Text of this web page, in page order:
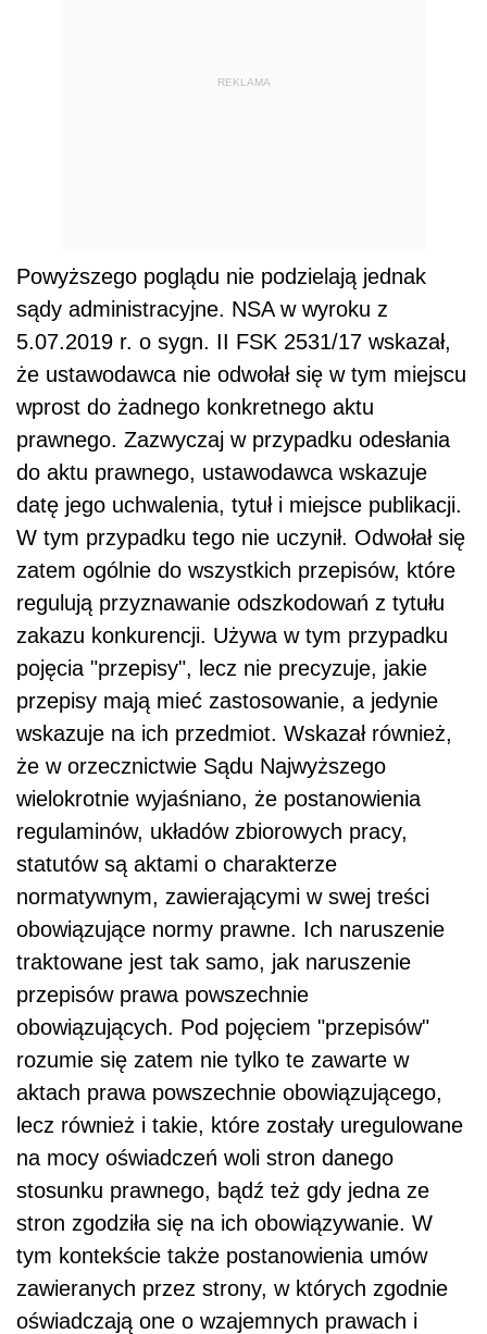
REKLAMA
Powyższego poglądu nie podzielają jednak
sądy administracyjne. NSA w wyroku z
5.07.2019 r. o sygn. II FSK 2531/17 wskazał,
że ustawodawca nie odwołał się w tym miejscu
wprost do żadnego konkretnego aktu
prawnego. Zazwyczaj w przypadku odesłania
do aktu prawnego, ustawodawca wskazuje
datę jego uchwalenia, tytuł i miejsce publikacji.
W tym przypadku tego nie uczynił. Odwołał się
zatem ogólnie do wszystkich przepisów, które
regulują przyznawanie odszkodowań z tytułu
zakazu konkurencji. Używa w tym przypadku
pojęcia "przepisy", lecz nie precyzuje, jakie
przepisy mają mieć zastosowanie, a jedynie
wskazuje na ich przedmiot. Wskazał również,
że w orzecznictwie Sądu Najwyższego
wielokrotnie wyjaśniano, że postanowienia
regulaminów, układów zbiorowych pracy,
statutów są aktami o charakterze
normatywnym, zawierającymi w swej treści
obowiązujące normy prawne. Ich naruszenie
traktowane jest tak samo, jak naruszenie
przepisów prawa powszechnie
obowiązujących. Pod pojęciem "przepisów"
rozumie się zatem nie tylko te zawarte w
aktach prawa powszechnie obowiązującego,
lecz również i takie, które zostały uregulowane
na mocy oświadczeń woli stron danego
stosunku prawnego, bądź też gdy jedna ze
stron zgodziła się na ich obowiązywanie. W
tym kontekście także postanowienia umów
zawieranych przez strony, w których zgodnie
oświadczają one o wzajemnych prawach i